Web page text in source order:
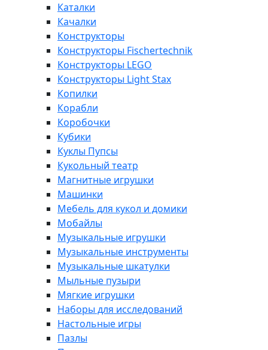
Каталки
Качалки
Конструкторы
Конструкторы Fisсhertechnik
Конструкторы LEGO
Конструкторы Light Stax
Копилки
Корабли
Коробочки
Кубики
Куклы Пупсы
Кукольный театр
Магнитные игрушки
Машинки
Мебель для кукол и домики
Мобайлы
Музыкальные игрушки
Музыкальные инструменты
Музыкальные шкатулки
Мыльные пузыри
Мягкие игрушки
Наборы для исследований
Настольные игры
Пазлы